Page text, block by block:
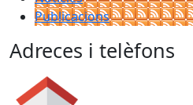
Publicacions
Adreces i telèfons